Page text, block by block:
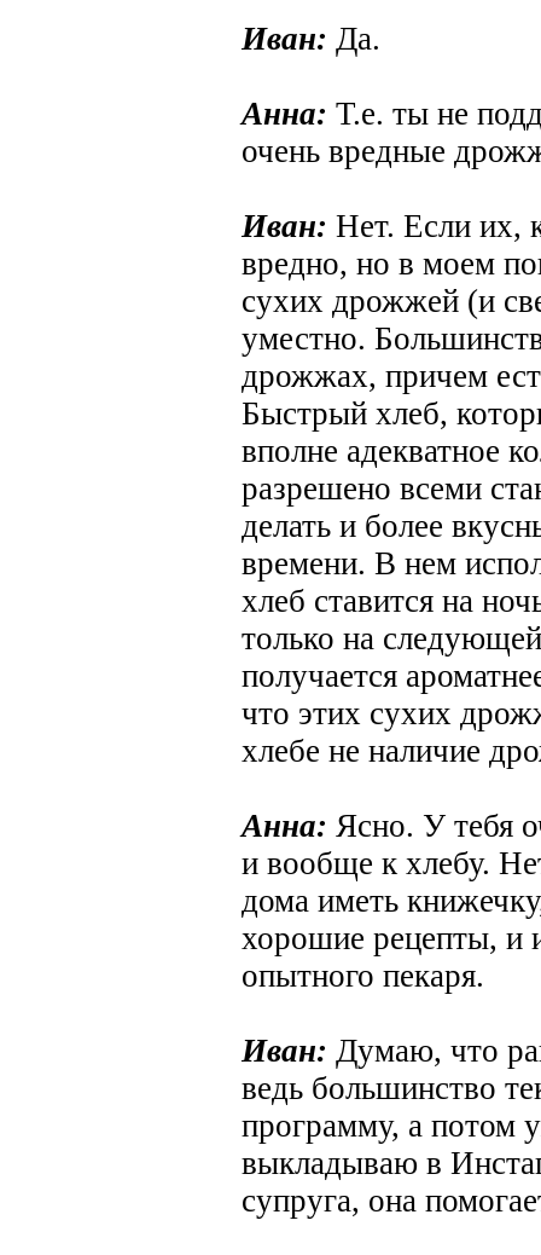
Иван: Да.
Анна: Т.е. ты не
очень вредные
Иван: Нет. Если их,
вредно, но в моем
сухих дрожжей (и
уместно.
дрожжах, причем
Быстрый хлеб,
вполне адекватное
разрешено всеми
делать и более
времени. В нем
хлеб ставится на
только на
получается
что этих сухих
хлебе не наличие
Анна: Ясно. У тебя
и вообще к хлебу.
дома иметь
хорошие рецепты, и
опытного пекаря.
Иван: Думаю, что
ведь большинство
программу, а потом
выкладываю в
супруга, она